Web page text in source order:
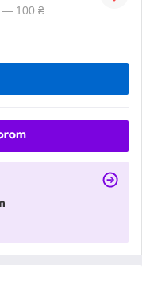
— 100 ₴